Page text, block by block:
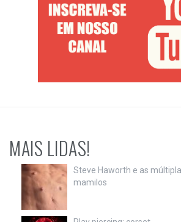
MAIS LIDAS!
Steve Haworth e as
mamilos